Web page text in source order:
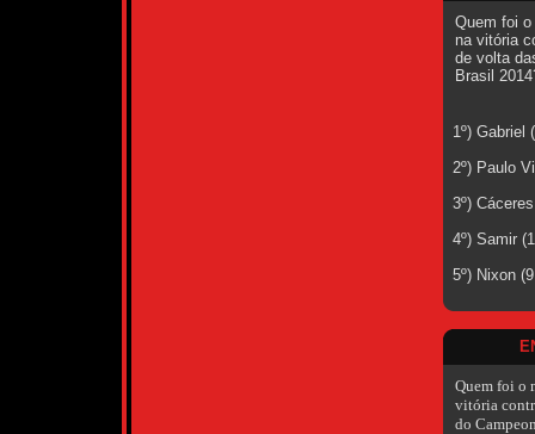
Quem foi o
na vitória
de volta
Brasil
1º) Gabriel
2º) Paulo
3º)
4º) Samir
5º) Nixon
Quem foi o
vitória
do